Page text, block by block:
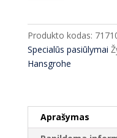
Hansgrohe
Produkto kodas:
Specialūs pasiūlymai
Hansgrohe
Aprašymas